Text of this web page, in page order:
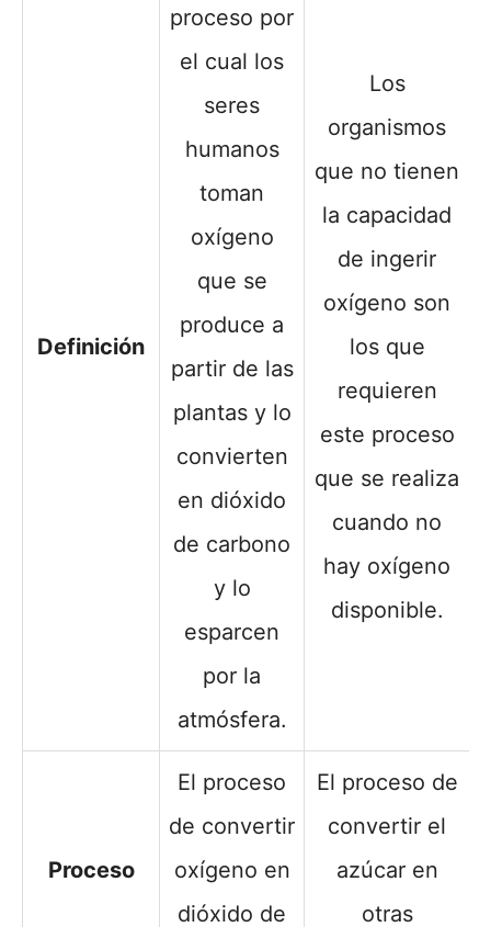
Definición
proceso por
el cual los
seres
humanos
toman
oxígeno
que se
produce a
partir de las
plantas y lo
convierten
en dióxido
de carbono
y lo
esparcen
por la
atmósfera.
Los
organismos
que no tienen
la capacidad
de ingerir
oxígeno son
los que
requieren
este proceso
que se realiza
cuando no
hay oxígeno
disponible.
Proceso
El proceso
de convertir
oxígeno en
dióxido de
El proceso de
convertir el
azúcar en
otras